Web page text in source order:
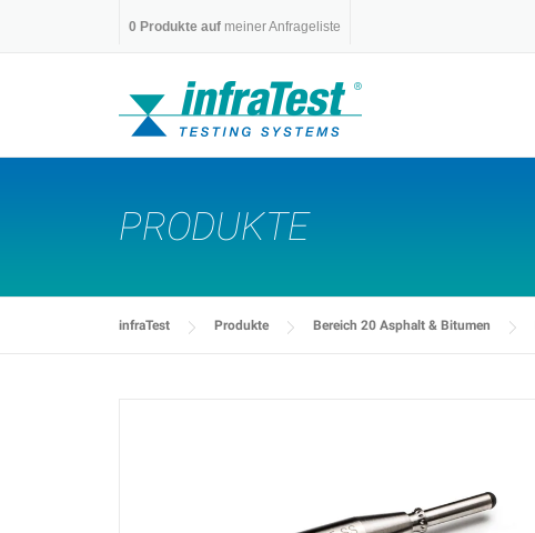
0 Produkte auf meiner Anfrageliste
PRODUKTE
infraTest Produkte Bereich 20 Asphalt & Bitumen